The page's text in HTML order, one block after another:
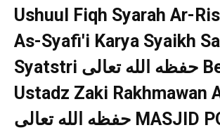
Ushuul Fiqh Syarah Ar-
As-Syafi'i Karya Syaikh
Syatstri حفظه الله تعالى Bersama
Ustadz Zaki Rakhmawan
حفظه الله تعالى MASJID PONDOK